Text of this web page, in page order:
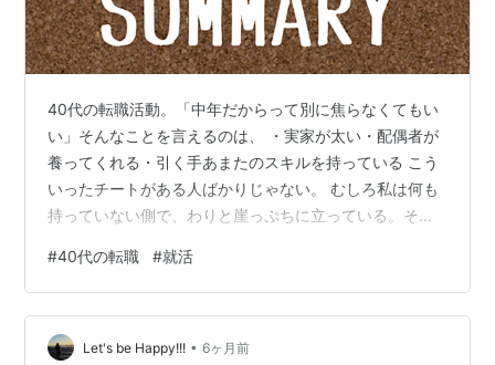
40代の転職活動。「中年だからって別に焦らなくてもい
い」そんなことを言えるのは、 ・実家が太い・配偶者が
養ってくれる・引く手あまたのスキルを持っている こう
いったチートがある人ばかりじゃない。 むしろ私は何も
持っていない側で、わりと崖っぷちに立っている。それ
うより、どこかゆるい。 「こんなにゆるくやってる奴も
いる」そんな記録が、いつの間にか5本たまっていた。
下を見て安心するのは健全じゃない。でも、上には上が
いてキリがないのも事実だ。 無益な傷の舐め合いをした
#40代の転職 #就活
Let's be Happy!!! • 6ヶ月前